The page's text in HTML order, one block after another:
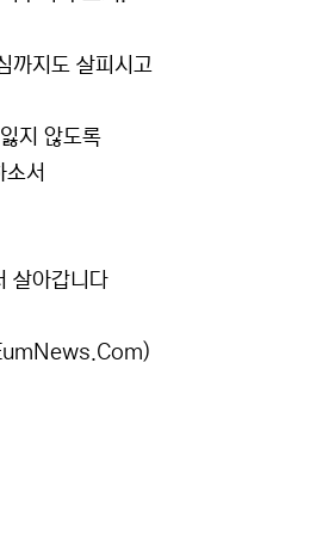
까지도 살피시고
지 않도록
서
살아갑니다